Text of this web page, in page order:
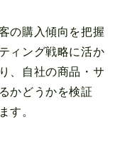
の購入傾向を把握
ィング戦略に活か
、自社の商品・サ
かどうかを検証
す。